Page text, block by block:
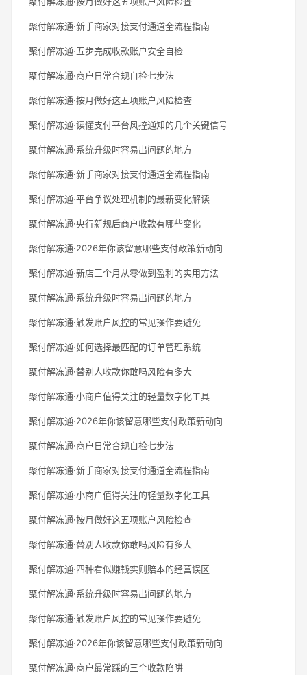
聚付解冻通·新手商家对接支付通道全流程指南
聚付解冻通·五步完成收款账户安全自检
聚付解冻通·商户日常合规自检七步法
聚付解冻通·按月做好这五项账户风险检查
聚付解冻通·读懂支付平台风控通知的几个关键信号
聚付解冻通·系统升级时容易出问题的地方
聚付解冻通·新手商家对接支付通道全流程指南
聚付解冻通·平台争议处理机制的最新变化解读
聚付解冻通·央行新规后商户收款有哪些变化
聚付解冻通·2026年你该留意哪些支付政策新动向
聚付解冻通·新店三个月从零做到盈利的实用方法
聚付解冻通·系统升级时容易出问题的地方
聚付解冻通·触发账户风控的常见操作要避免
聚付解冻通·如何选择最匹配的订单管理系统
聚付解冻通·替别人收款你敢吗风险有多大
聚付解冻通·小商户值得关注的轻量数字化工具
聚付解冻通·2026年你该留意哪些支付政策新动向
聚付解冻通·商户日常合规自检七步法
聚付解冻通·新手商家对接支付通道全流程指南
聚付解冻通·小商户值得关注的轻量数字化工具
聚付解冻通·按月做好这五项账户风险检查
聚付解冻通·替别人收款你敢吗风险有多大
聚付解冻通·四种看似赚钱实则赔本的经营误区
聚付解冻通·系统升级时容易出问题的地方
聚付解冻通·触发账户风控的常见操作要避免
聚付解冻通·2026年你该留意哪些支付政策新动向
聚付解冻通·商户最常踩的三个收款陷阱